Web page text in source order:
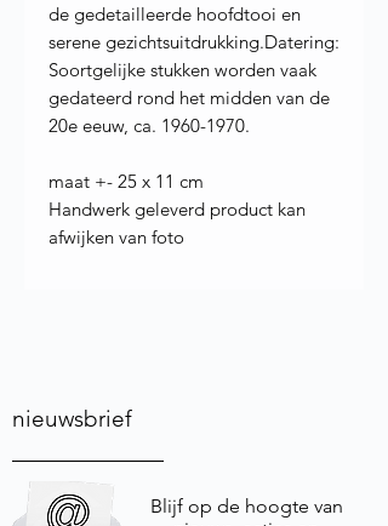
de gedetailleerde hoofdtooi en
serene gezichtsuitdrukking.Datering:
Soortgelijke stukken worden vaak
gedateerd rond het midden van de
20e eeuw, ca. 1960-1970.
maat +- 25 x 11 cm
Handwerk geleverd product kan
afwijken van foto
nieuwsbrief
Blijf op de hoogte van